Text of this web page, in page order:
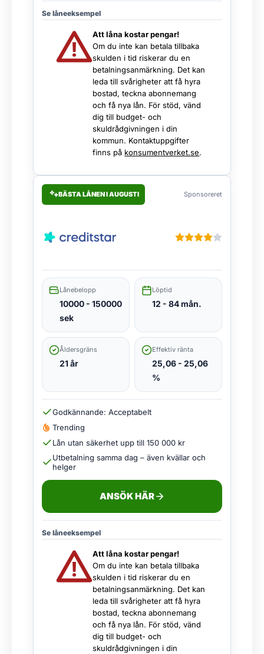
Se låneeksempel
Att låna kostar pengar!
Om du inte kan betala tillbaka
skulden i tid riskerar du en
betalningsanmärkning. Det kan
leda till svårigheter att få hyra
bostad, teckna abonnemang
och få nya lån. För stöd, vänd
dig till budget- och
skuldrådgivningen i din
kommun. Kontaktuppgifter
finns på konsumentverket.se.
BÄSTA LÅNEN I AUGUSTI Sponsoreret
Lånebelopp
10000 - 150000
sek
Löptid
12 - 84 mån.
Åldersgräns
21 år
Effektiv ränta
25,06 - 25,06
%
Godkännande: Acceptabelt
Trending
Lån utan säkerhet upp till 150 000 kr
Utbetalning samma dag – även kvällar och
helger
ANSÖK HÄR
Se låneeksempel
Att låna kostar pengar!
Om du inte kan betala tillbaka
skulden i tid riskerar du en
betalningsanmärkning. Det kan
leda till svårigheter att få hyra
bostad, teckna abonnemang
och få nya lån. För stöd, vänd
dig till budget- och
skuldrådgivningen i din